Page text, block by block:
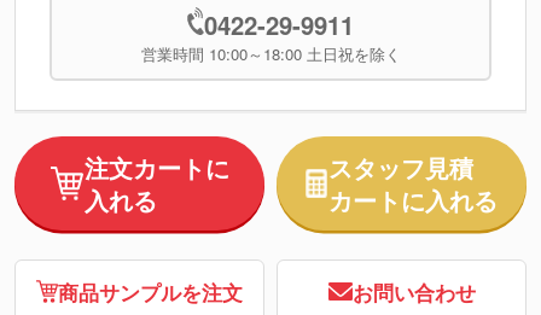
0422-29-9911
営業時間 10:00～18:00 土日祝を除く
注文カートに
入れる
スタッフ見積
カートに入れる
商品サンプルを注文 お問い合わせ